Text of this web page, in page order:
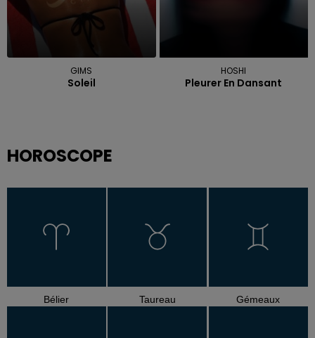
GIMS
Soleil
HOSHI
Pleurer En Dansant
HOROSCOPE
Bélier Taureau Gémeaux